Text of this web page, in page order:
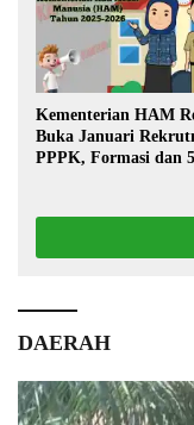
Kementerian HAM
Buka Januari
PPPK, Formasi dan 5
DAERAH